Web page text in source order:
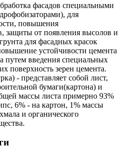
фасадов специальными
для
повышения
защиты от появления высолов и
для фасадных красок
устойчивости цемента
путем введения специальных
поверхность зерен цемента.
- представляет собой лист,
бумаги(картона) и
массы листа примерно 93%
6% - на картон, 1% массы
и органического